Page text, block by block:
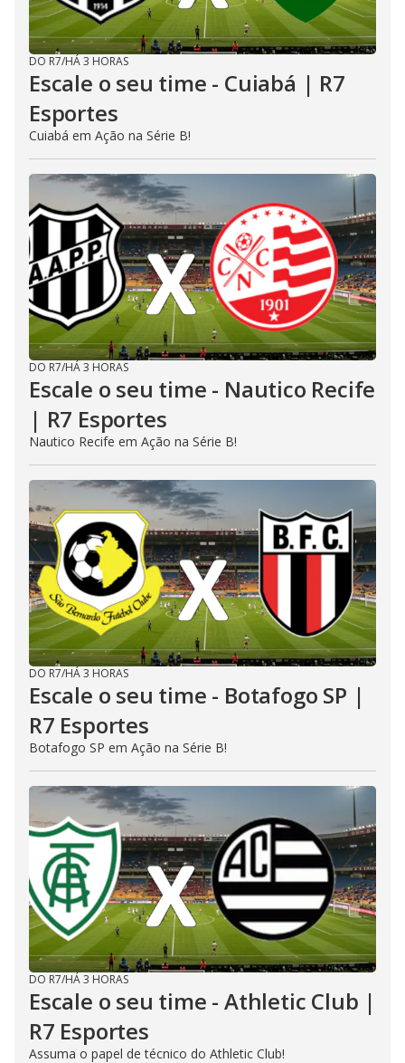
DO R7/HÁ 3 HORAS
Escale o seu time - Cuiabá | R7
Esportes
Cuiabá em Ação na Série B!
DO R7/HÁ 3 HORAS
Escale o seu time - Nautico Recife
| R7 Esportes
Nautico Recife em Ação na Série B!
DO R7/HÁ 3 HORAS
Escale o seu time - Botafogo SP |
R7 Esportes
Botafogo SP em Ação na Série B!
DO R7/HÁ 3 HORAS
Escale o seu time - Athletic Club |
R7 Esportes
Assuma o papel de técnico do Athletic Club!